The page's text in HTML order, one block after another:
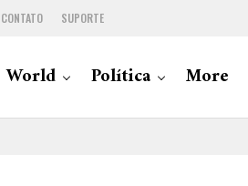
CONTATO SUPORTE
World Política More